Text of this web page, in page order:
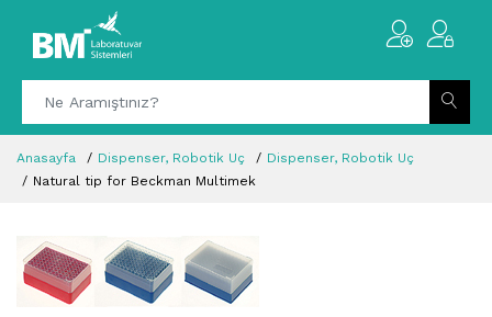
Anasayfa Dispenser, Robotik Uç
Dispenser, Robotik Uç
Natural tip for Beckman Multimek